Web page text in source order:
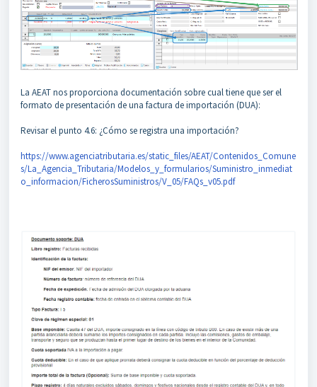
La AEAT nos proporciona documentación sobre cual tiene que ser el
formato de presentación de una factura de importación (DUA):
Revisar el punto 4.6: ¿Cómo se registra una importación?
https://www.agenciatributaria.es/static_files/AEAT/Contenidos_Comune
s/La_Agencia_Tributaria/Modelos_y_formularios/Suministro_inmediat
o_informacion/FicherosSuministros/V_05/FAQs_v05.pdf